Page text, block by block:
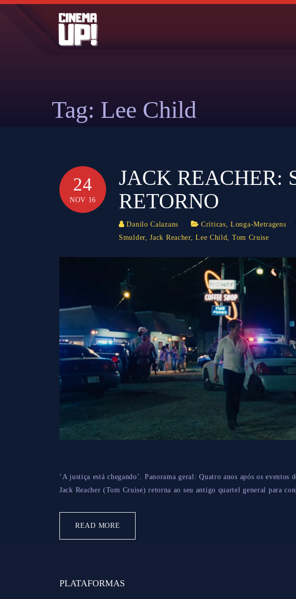
Skip
Tag: Lee Child
24
NOV 16
JACK REACHER:
RETORNO
Danilo Calazans Críticas,Longa-Metragens
Smulder,Jack Reacher,Lee Child, Tom Cruise
‘A justiça está chegando’. Panorama geral: Quatro anos após os
Jack Reacher (Tom Cruise) retorna ao seu antigo quartel general para
READ MORE
PLATAFORMAS